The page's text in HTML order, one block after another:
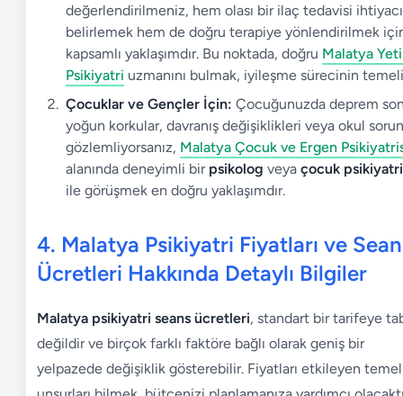
değerlendirilmeniz, hem olası bir ilaç tedavisi
belirlemek hem de doğru terapiye yönlendirilmek
kapsamlı yaklaşımdır. Bu noktada, doğru Malatya
Psikiyatri uzmanını bulmak, iyileşme sürecinin
Çocuklar ve Gençler İçin: Çocuğunuzda deprem
yoğun korkular, davranış değişiklikleri veya okul
gözlemliyorsanız, Malatya Çocuk ve Ergen
alanında deneyimli bir psikolog veya çocuk
ile görüşmek en doğru yaklaşımdır.
4. Malatya Psikiyatri Fiyatları ve
Ücretleri Hakkında Detaylı Bilgiler
Malatya psikiyatri seans ücretleri, standart bir tarifeye
değildir ve birçok farklı faktöre bağlı olarak geniş bir
yelpazede değişiklik gösterebilir. Fiyatları etkileyen temel